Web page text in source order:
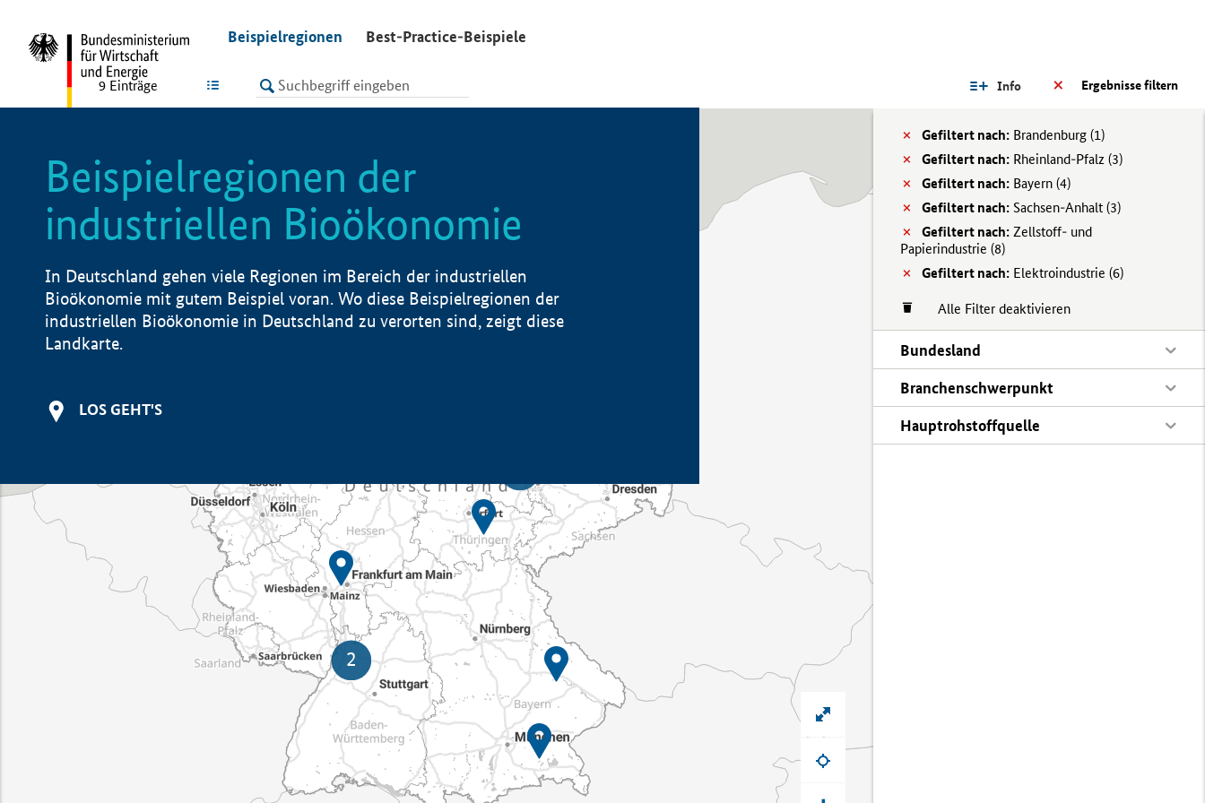
Beispielregionen Best-Practice-Beispiele
LISTE Ergebnisse filtern
Info
Gefiltert nach: Brandenburg (1)
Gefiltert nach: Rheinland-Pfalz (3)
Gefiltert nach: Bayern (4)
Gefiltert nach: Sachsen-Anhalt (3)
Gefiltert nach: Zellstoff- und
Papierindustrie (8)
Gefiltert nach: Elektroindustrie (6)
Alle Filter deaktivieren
Bundesland
Branchenschwerpunkt
Hauptrohstoffquelle
9 Einträge
Beispielregionen der
industriellen Bioökonomie
In Deutschland gehen viele Regionen im Bereich der industriellen
Bioökonomie mit gutem Beispiel voran. Wo diese Beispielregionen der
industriellen Bioökonomie in Deutschland zu verorten sind, zeigt diese
Landkarte.
LOS GEHT'S